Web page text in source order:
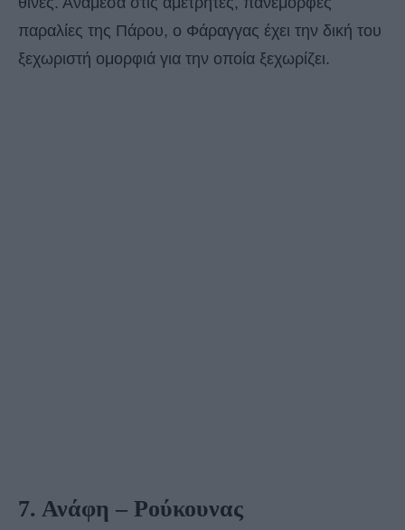
παραλίες της Πάρου, ο Φάραγγας έχει την δική του
ξεχωριστή ομορφιά για την οποία ξεχωρίζει.
7. Ανάφη – Ρούκουνας